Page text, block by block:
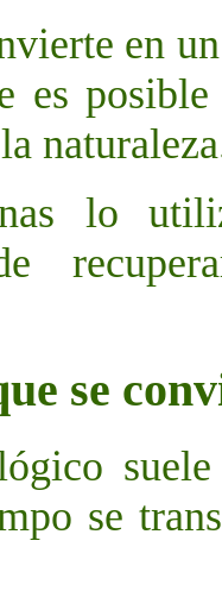
en
es
lo
se
se